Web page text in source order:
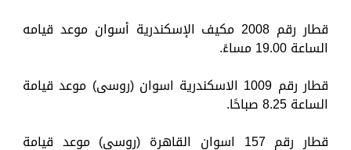
قطار رقم 2008 مكيف الإسكندرية أسوان موعد قيامه
الساعة 19.00 مساءً.
قطار رقم 1009 الاسكندرية اسوان (روسى) موعد قيامة
الساعة 8.25 صباحًا.
قطار رقم 157 اسوان القاهرة (روسى) موعد قيامة